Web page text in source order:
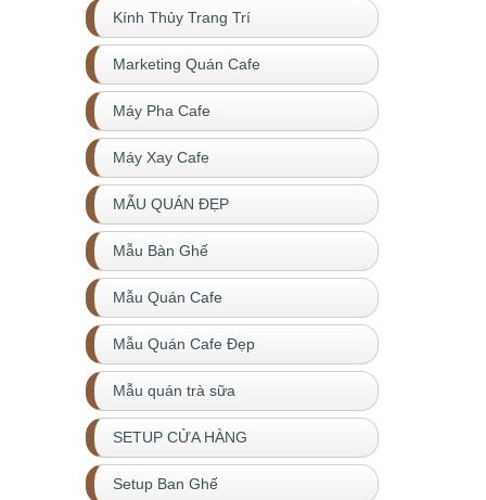
Kính Thủy Trang Trí
Marketing Quán Cafe
Máy Pha Cafe
Máy Xay Cafe
MẪU QUÁN ĐẸP
Mẫu Bàn Ghế
Mẫu Quán Cafe
Mẫu Quán Cafe Đẹp
Mẫu quán trà sữa
SETUP CỬA HÀNG
Setup Ban Ghế